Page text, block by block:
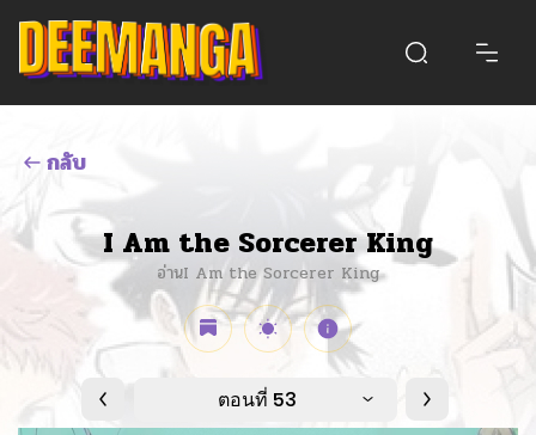
กลับ
I Am the Sorcerer King
อ่านI Am the Sorcerer King
ตอนที่ 53